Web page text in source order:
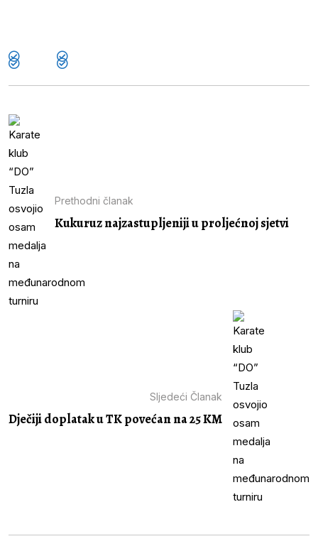
Prethodni članak
Kukuruz najzastupljeniji u proljećnoj sjetvi
Sljedeći Članak
Dječiji doplatak u TK povećan na 25 KM